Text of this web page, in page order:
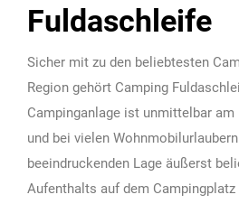
Fuldaschleife
Sicher mit zu den beliebtesten
Region gehört Camping
Campinganlage ist unmittelbar am
und bei vielen
beeindruckenden Lage äußerst
Aufenthalts auf dem